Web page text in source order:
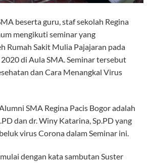
beserta guru, staf sekolah Regina
mengikuti seminar yang
Rumah Sakit Mulia Pajajaran pada
di Aula SMA. Seminar tersebut
dan Cara Menangkal Virus
SMA Regina Pacis Bogor adalah
dan dr. Winy Katarina, Sp.PD yang
virus Corona dalam Seminar ini.
dengan kata sambutan Suster